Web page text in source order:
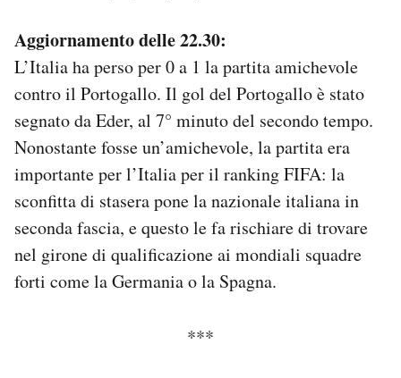
SHOP
CALENDARIO
AREA PERSONALE
Area Personale
Newsletter
Notifiche mobile
Regala il Post
Hai bisogno di aiuto?
Aggiornamento delle 22.30:
L’Italia ha perso per 0 a 1 la partita amichevole
contro il Portogallo. Il gol del Portogallo è stato
segnato da Eder, al 7° minuto del secondo tempo.
Nonostante fosse un’amichevole, la partita era
importante per l’Italia per il ranking FIFA: la
sconfitta di stasera pone la nazionale italiana in
seconda fascia, e questo le fa rischiare di trovare
nel girone di qualificazione ai mondiali squadre
forti come la Germania o la Spagna.
***